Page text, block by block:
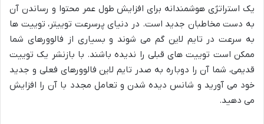
یک استراتژی هوشمندانه برای افزایش طول عمر محتوا و رساندن آن
به دست مخاطبان جدید است. در دنیای پرسرعت توییتر، توییت ها
به سرعت در تایم لاین گم می شوند و بسیاری از فالوورهای شما
ممکن است توییت های قبلی را ندیده باشند. با بازنشر یک توییت
قدیمی، شما آن را دوباره به صدر تایم لاین فالوورهای فعلی و جدید
خود می آورید و شانس دیده شدن و تعامل مجدد با آن را افزایش
می دهید.